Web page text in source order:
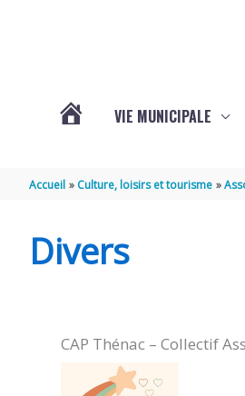
THÉNAC
VIE MUNICIPALE
Accueil Culture, loisirs et tourisme
Divers
CAP Thénac – Collectif